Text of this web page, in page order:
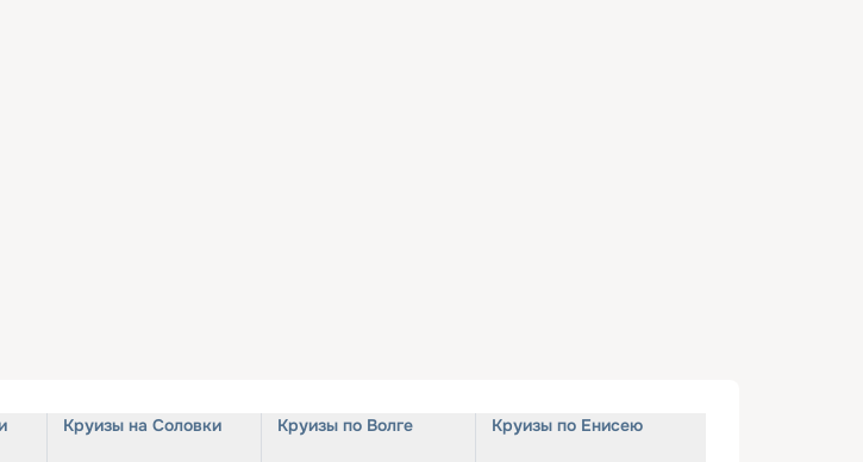
Круизы на Соловки Круизы по Волге Круизы по Енисею